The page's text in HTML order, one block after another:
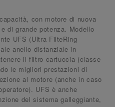
con motore di nuova
di grande potenza. Modello
UFS (Ultra FilteRing
anello distanziale in
il filtro cartuccia (classe
le migliori prestazioni di
al motore (anche in caso
UFS è anche
del sistema galleggiante,